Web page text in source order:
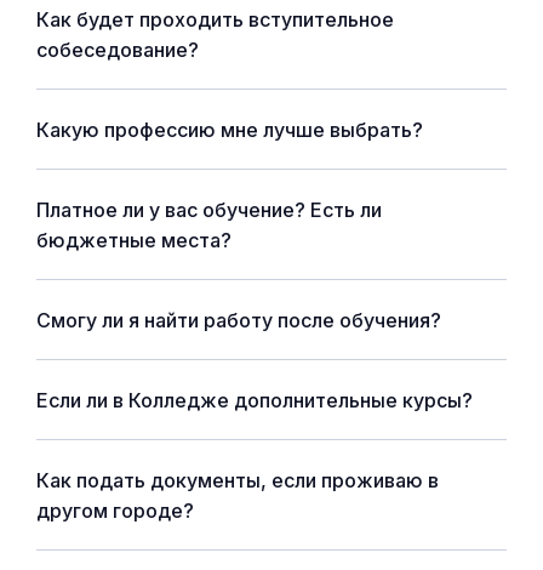
Как будет проходить вступительное
собеседование?
Какую профессию мне лучше выбрать?
Платное ли у вас обучение? Есть ли
бюджетные места?
Смогу ли я найти работу после обучения?
Если ли в Колледже дополнительные курсы?
Как подать документы, если проживаю в
другом городе?